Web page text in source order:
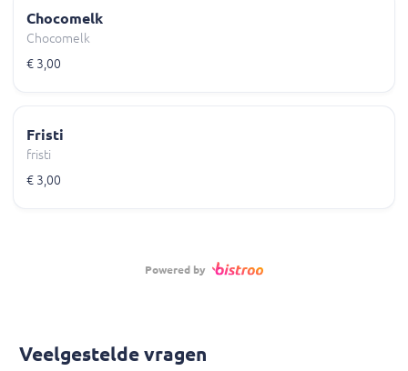
Chocomelk
Chocomelk
€ 3,00
Fristi
fristi
€ 3,00
Powered by
Veelgestelde vragen